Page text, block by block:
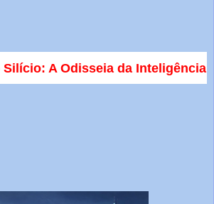
Silício: A Odisseia da Inteligência